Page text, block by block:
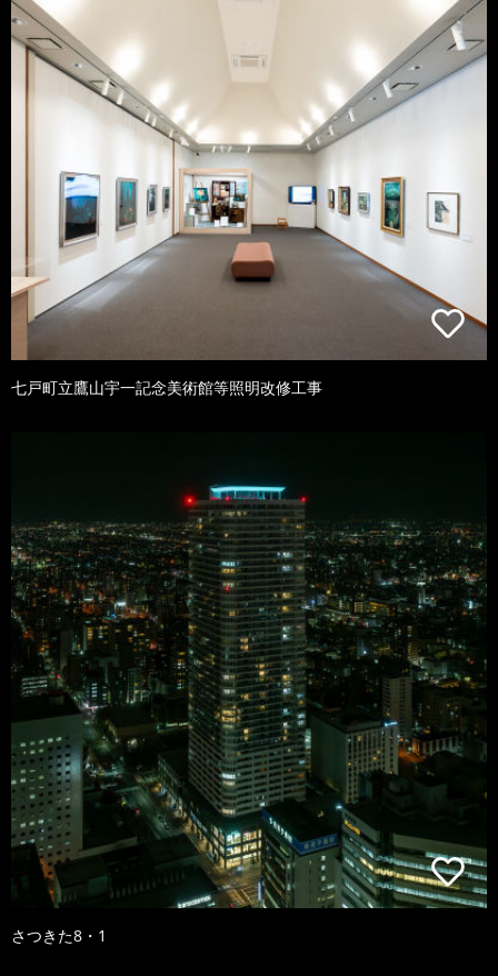
七戸町立鷹山宇一記念美術館等照明改修工事
さつきた8・1